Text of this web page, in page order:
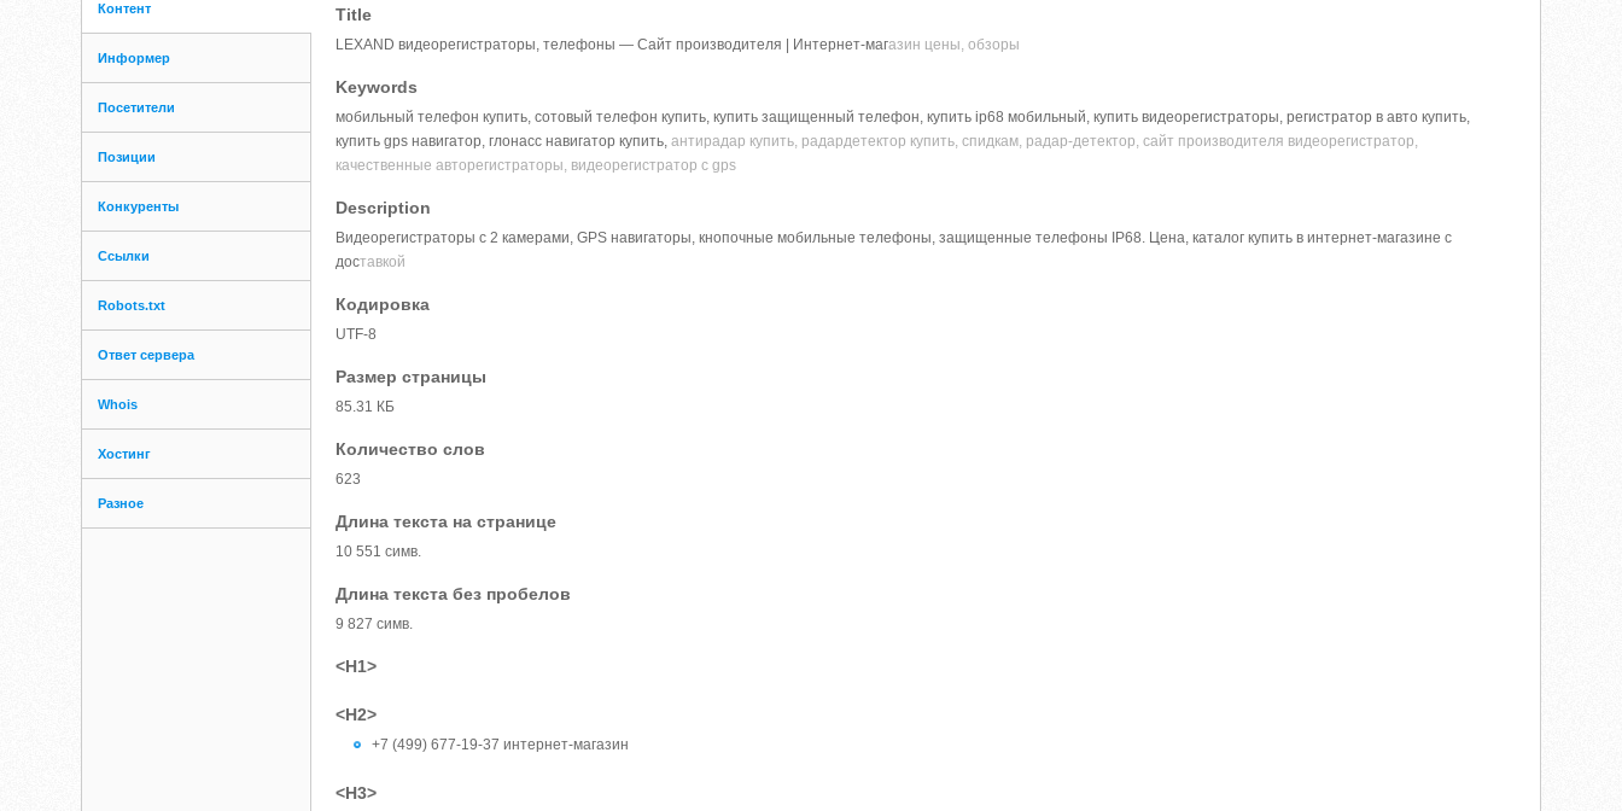
Контент
Информер
Посетители
Позиции
Конкуренты
Ссылки
Robots.txt
Ответ сервера
Whois
Хостинг
Разное
Title
LEXAND видеорегистраторы, телефоны — Сайт производителя | Интернет-магазин цены, обзоры
Keywords
мобильный телефон купить, сотовый телефон купить, купить защищенный телефон, купить ip68 мобильный, купить видеорегистраторы, регистратор в авто купить,
купить gps навигатор, глонасс навигатор купить, антирадар купить, радардетектор купить, спидкам, радар-детектор, сайт производителя видеорегистратор,
качественные авторегистраторы, видеорегистратор с gps
Description
Видеорегистраторы с 2 камерами, GPS навигаторы, кнопочные мобильные телефоны, защищенные телефоны IP68. Цена, каталог купить в интернет-магазине с
доставкой
Кодировка
UTF-8
Размер страницы
85.31 КБ
Количество слов
623
Длина текста на странице
10 551 симв.
Длина текста без пробелов
9 827 симв.
<H1>
<H2>
+7 (499) 677-19-37 интернет-магазин
<H3>